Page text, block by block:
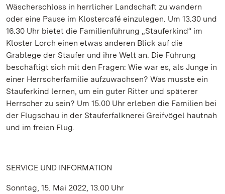
Wäscherschloss in herrlicher Landschaft zu wandern
oder eine Pause im Klostercafé einzulegen. Um 13.30 und
16.30 Uhr bietet die Familienführung „Stauferkind“ im
Kloster Lorch einen etwas anderen Blick auf die
Grablege der Staufer und ihre Welt an. Die Führung
beschäftigt sich mit den Fragen: Wie war es, als Junge in
einer Herrscherfamilie aufzuwachsen? Was musste ein
Stauferkind lernen, um ein guter Ritter und späterer
Herrscher zu sein? Um 15.00 Uhr erleben die Familien bei
der Flugschau in der Stauferfalknerei Greifvögel hautnah
und im freien Flug.
SERVICE UND INFORMATION
Sonntag, 15. Mai 2022, 13.00 Uhr